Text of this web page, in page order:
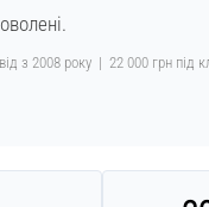
з 2008 року | 22 000 грн під